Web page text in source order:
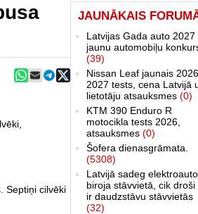
Septiņi cilvēki
JAUNĀKAIS
Latvijas Gada auto 2027
jaunu automobiļu
(39)
Nissan Leaf jaunais
2027 tests, cena Latvijā
lietotāju atsauksmes (0)
KTM 390 Enduro R
motocikla tests 2026,
atsauksmes (0)
Šofera dienasgrāmata.
(5308)
Latvijā sadeg elektroauto
biroja stāvvietā, cik droši
ir daudzstāvu stāvvietās
(32)